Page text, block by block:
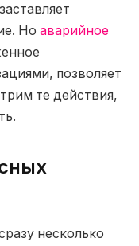
Но аварийное
позволяет
те действия,
несколько